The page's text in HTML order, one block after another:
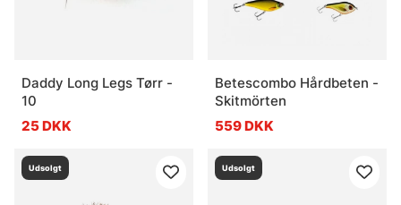
Daddy Long Legs Tørr -
10
25 DKK
Betescombo Hårdbeten -
Skitmörten
559 DKK
Udsolgt Udsolgt